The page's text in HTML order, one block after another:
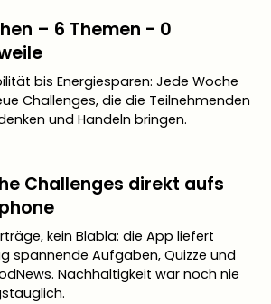
– 6 Themen - 0
bis Energiesparen: Jede Woche
Challenges, die die Teilnehmenden
und Handeln bringen.
Challenges direkt aufs
kein Blabla: die App liefert
spannende Aufgaben, Quizze und
Nachhaltigkeit war noch nie